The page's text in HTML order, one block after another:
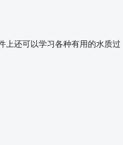
上还可以学习各种有用的水质过